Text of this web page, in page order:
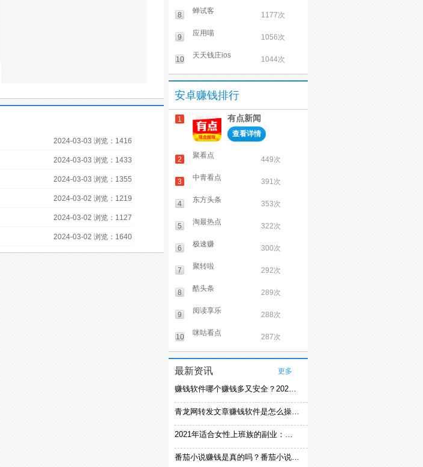
2024-03-03 浏览：1416
2024-03-03 浏览：1433
2024-03-03 浏览：1355
2024-03-02 浏览：1219
2024-03-02 浏览：1127
2024-03-02 浏览：1640
8 蝉试客 1177次
9 应用喵 1056次
10 天天钱庄ios 1044次
安卓赚钱排行
1 有点新闻
查看详情
2 聚看点 449次
3 中青看点 391次
4 东方头条 353次
5 淘最热点 322次
6 极速赚 300次
7 聚转啦 292次
8 酷头条 289次
9 阅读享乐 288次
10 咪咕看点 287次
最新资讯 更多
赚钱软件哪个赚钱多又安全？2021精选赚钱软件
青龙网转发文章赚钱软件是怎么操作的？
2021年适合女性上班族的副业：女生在家赚钱兼职推荐
番茄小说赚钱是真的吗？番茄小说怎么操作赚钱